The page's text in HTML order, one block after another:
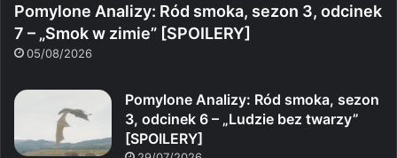
Pomylone Analizy: Ród smoka, sezon 3, odcinek
7 – „Smok w zimie” [SPOILERY]
05/08/2026
Pomylone Analizy: Ród smoka, sezon
3, odcinek 6 – „Ludzie bez twarzy”
[SPOILERY]